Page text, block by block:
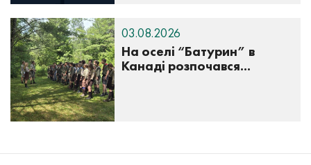
На оселі “Батурин” в
Канаді розпочався...
03.08.2026